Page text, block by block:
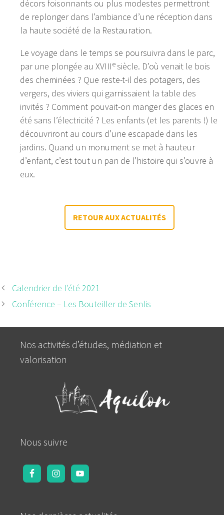
décors foisonnants ou plus modestes permettront
de replonger dans l’ambiance d’une réception dans
la haute société de la Restauration.
Le voyage dans le temps se poursuivra dans le parc,
par une plongée au XVIIIesiècle. D’où venait le bois
des cheminées ? Que reste-t-il des potagers, des
vergers, des viviers qui garnissaient la table des
invités ? Comment pouvait-on manger des glaces en
été sans l’électricité ? Les enfants (et les parents !) le
découvriront au cours d’une escapade dans les
jardins. Quand un monument se met à hauteur
d’enfant, c’est tout un pan de l’histoire qui s’ouvre à
eux.
RETOUR AUX ACTUALITÉS
Calendrier de l’été 2021
Conférence – Les Bouteiller de Senlis
Nos activités d’études, médiation et
valorisation
Nous suivre